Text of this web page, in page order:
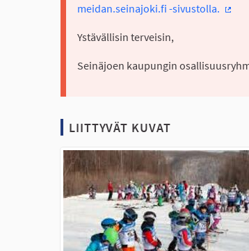
meidan.seinajoki.fi -sivustolla.
Ystävällisin terveisin,
Seinäjoen kaupungin
LIITTYVÄT KUVAT